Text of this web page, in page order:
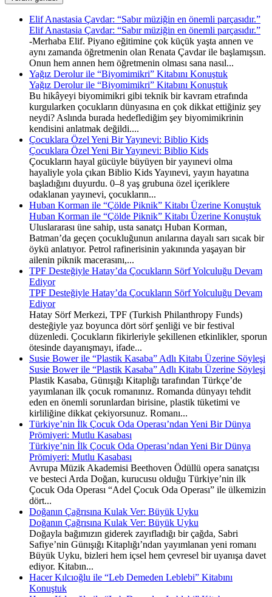
Elif Anastasia Çavdar: “Sabır müziğin en önemli parçasıdır.”
Elif Anastasia Çavdar: “Sabır müziğin en önemli parçasıdır.”
-Merhaba Elif. Piyano eğitimine çok küçük yaşta annen ve
aynı zamanda öğretmenin olan Renata Çavdar ile başlamışsın.
Onun hem annen hem öğretmenin olması sana nasıl...
Yağız Derolur ile “Biyomimikri” Kitabını Konuştuk
Yağız Derolur ile “Biyomimikri” Kitabını Konuştuk
Bu hikâyeyi biyomimikri gibi teknik bir kavram etrafında
kurgularken çocukların dünyasına en çok dikkat ettiğiniz şey
neydi? Aslında burada hedeflediğim şey biyomimikrinin
kendisini anlatmak değildi....
Çocuklara Özel Yeni Bir Yayınevi: Biblio Kids
Çocuklara Özel Yeni Bir Yayınevi: Biblio Kids
Çocukların hayal gücüyle büyüyen bir yayınevi olma
hayaliyle yola çıkan Biblio Kids Yayınevi, yayın hayatına
başladığını duyurdu. 0–8 yaş grubuna özel içeriklere
odaklanan yayınevi, çocukların...
Huban Korman ile “Çölde Piknik” Kitabı Üzerine Konuştuk
Huban Korman ile “Çölde Piknik” Kitabı Üzerine Konuştuk
Uluslararası üne sahip, usta sanatçı Huban Korman,
Batman’da geçen çocukluğunun anılarına dayalı sarı sıcak bir
öykü anlatıyor. Petrol rafinerisinin yakınında yaşayan bir
ailenin piknik macerasını,...
TPF Desteğiyle Hatay’da Çocukların Sörf Yolculuğu Devam
Ediyor
TPF Desteğiyle Hatay’da Çocukların Sörf Yolculuğu Devam
Ediyor
Hatay Sörf Merkezi, TPF (Turkish Philanthropy Funds)
desteğiyle yaz boyunca dört sörf şenliği ve bir festival
düzenledi. Çocukların fikirleriyle şekillenen etkinlikler, sporun
ötesinde dayanışmayı, ifade...
Susie Bower ile “Plastik Kasaba” Adlı Kitabı Üzerine Söyleşi
Susie Bower ile “Plastik Kasaba” Adlı Kitabı Üzerine Söyleşi
Plastik Kasaba, Günışığı Kitaplığı tarafından Türkçe’de
yayımlanan ilk çocuk romanınız. Romanda dünyayı tehdit
eden en önemli sorunlardan birisine, plastik tüketimi ve
kirliliğine dikkat çekiyorsunuz. Romanı...
Türkiye’nin İlk Çocuk Oda Operası’ndan Yeni Bir Dünya
Prömiyeri: Mutlu Kasabası
Türkiye’nin İlk Çocuk Oda Operası’ndan Yeni Bir Dünya
Prömiyeri: Mutlu Kasabası
Avrupa Müzik Akademisi Beethoven Ödüllü opera sanatçısı
ve besteci Arda Doğan, kurucusu olduğu Türkiye’nin ilk
Çocuk Oda Operası “Adel Çocuk Oda Operası” ile ülkemizin
dört...
Doğanın Çağrısına Kulak Ver: Büyük Uyku
Doğanın Çağrısına Kulak Ver: Büyük Uyku
Doğayla bağımızın giderek zayıfladığı bir çağda, Sabri
Safiye’nin Günışığı Kitaplığı’ndan yayımlanan yeni romanı
Büyük Uyku, bizleri hem içsel hem çevresel bir uyanışa davet
ediyor. Kitabın...
Hacer Kılcıoğlu ile “Leb Demeden Leblebi” Kitabını
Konuştuk